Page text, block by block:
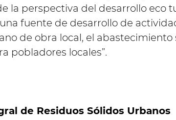
la perspectiva del desarrollo eco
fuente de desarrollo de
de obra local, el abastecimiento
pobladores locales”.
de Residuos Sólidos Urbanos